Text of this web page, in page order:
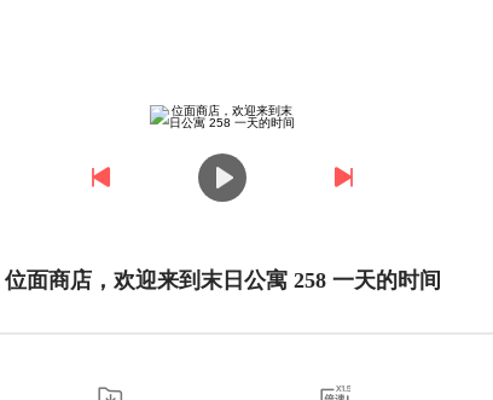
位面商店，欢迎来到末日公寓 258 一天的时间